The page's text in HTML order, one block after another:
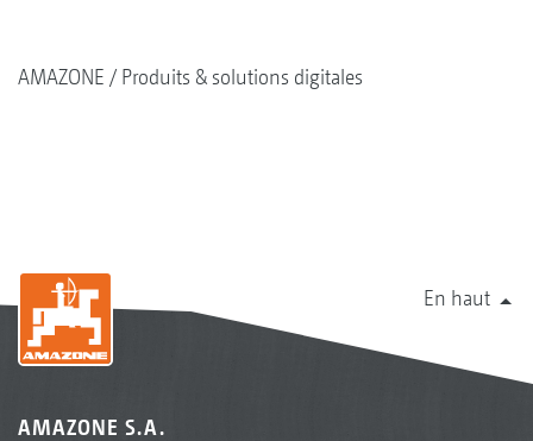
AMAZONE Produits & solutions digitales
En haut
AMAZONE S.A.